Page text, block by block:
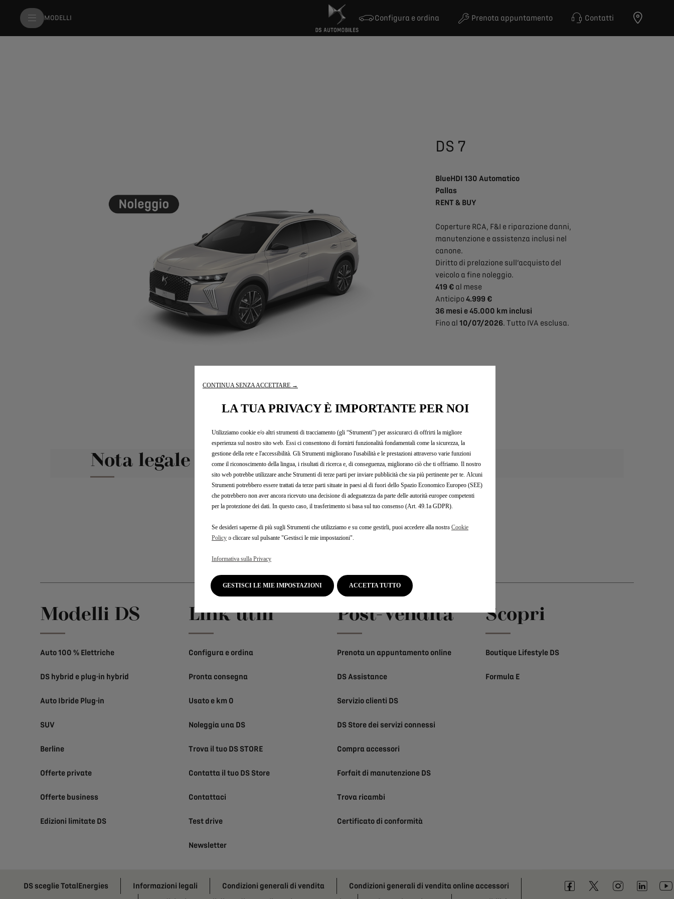
MODELLI Configura e ordina Prenota appuntamento Contatti
DS 7
BlueHDI 130 Automatico
Pallas
RENT & BUY
Coperture RCA, F&I e riparazione danni,
manutenzione e assistenza inclusi nel
canone.
Diritto di prelazione sull’acquisto del
veicolo a fine noleggio.
419 € al mese
Anticipo4.999 €
36 mesi e 45.000 km inclusi
Fino al 10/07/2026. Tutto IVA esclusa.
Nota legale e consumi
Modelli DS
Auto 100 % Elettriche
DS hybrid e plug-in hybrid
Auto Ibride Plug-in
SUV
Berline
Offerte private
Offerte business
Edizioni limitate DS
Link utili
Configura e ordina
Pronta consegna
Usato e km 0
Noleggia una DS
Trova il tuo DS STORE
Contatta il tuo DS Store
Contattaci
Test drive
Newsletter
Post-Vendita
Prenota un appuntamento online
DS Assistance
Servizio clienti DS
DS Store dei servizi connessi
Compra accessori
Forfait di manutenzione DS
Trova ricambi
Certificato di conformità
Scopri
Boutique Lifestyle DS
Formula E
DS sceglie TotalEnergies Informazioni legali Condizioni generali di vendita
Condizioni generali di vendita online accessori
CONTINUA SENZA ACCETTARE →
LA TUA PRIVACY È IMPORTANTE PER NOI
Utilizziamo cookie e/o altri strumenti di tracciamento (gli “Strumenti”) per assicurarci di offrirti la migliore
esperienza sul nostro sito web. Essi ci consentono di fornirti funzionalità fondamentali come la sicurezza, la
gestione della rete e l'accessibilità. Gli Strumenti migliorano l'usabilità e le prestazioni attraverso varie funzioni
come il riconoscimento della lingua, i risultati di ricerca e, di conseguenza, migliorano ciò che ti offriamo. Il nostro
sito web potrebbe utilizzare anche Strumenti di terze parti per inviare pubblicità che sia più pertinente per te. Alcuni
Strumenti potrebbero essere trattati da terze parti situate in paesi al di fuori dello Spazio Economico Europeo (SEE)
che potrebbero non aver ancora ricevuto una decisione di adeguatezza da parte delle autorità europee competenti
per la protezione dei dati. In questo caso, il trasferimento si basa sul tuo consenso (Art. 49.1a GDPR).
Se desideri saperne di più sugli Strumenti che utilizziamo e su come gestirli, puoi accedere alla nostra Cookie
Policy o cliccare sul pulsante "Gestisci le mie impostazioni".
Informativa sulla Privacy
GESTISCI LE MIE IMPOSTAZIONI ACCETTA TUTTO